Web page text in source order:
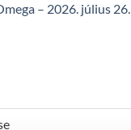
– 2026. július 26.